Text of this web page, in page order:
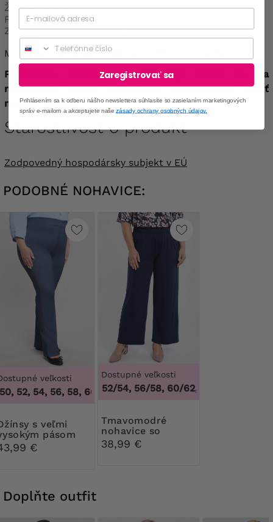
Žiadne vrecká
Poľský výrobok
Zloženie: 77% bavlna, 18% polyester, 5% elastan
Modelka má na sebe veľkosť 48/50 a meria 168 cm.
Poznámka: materiál je elastický, takže ak sa
nachádzate medzi veľkosťami, odporúčame zvoliť
menšiu veľkosť.
Starostlivosť o produkt
Zodpovedný hospodársky subjekt v EÚ
PODOBNÉ NOHAVICE:
veľkosti
52, 54, 56, 58, 60, 62, 64, 46, 48, 50, 52, 54, 56, 58, 60,
pásom
€
Dostupné veľkosti
48/50, 52/54, 56/58, 60/62,
Tmavomodré
nohavice so
širokými
nohavicami a
38,99 €
Doplňte outfit
Zaregistrovať sa
Prihlásením sa k odberu nášho newslettera súhlasíte so zasielaním marketingových
správ e-mailom a akceptujete našezásady ochrany osobných údajov.